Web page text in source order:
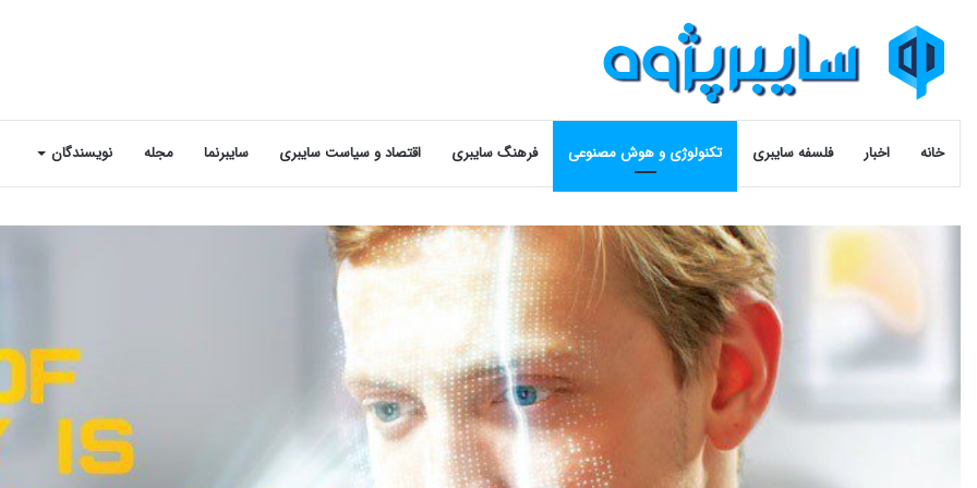
خانه اخبار فلسفه سایبری تکنولوژی و هوش مصنوعی فرهنگ سایبری اقتصاد و سیاست سایبری سایبرنما مجله نویسندگان